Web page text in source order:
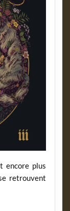
encore plus
retrouvent